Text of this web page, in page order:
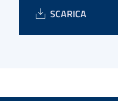
SCARICA